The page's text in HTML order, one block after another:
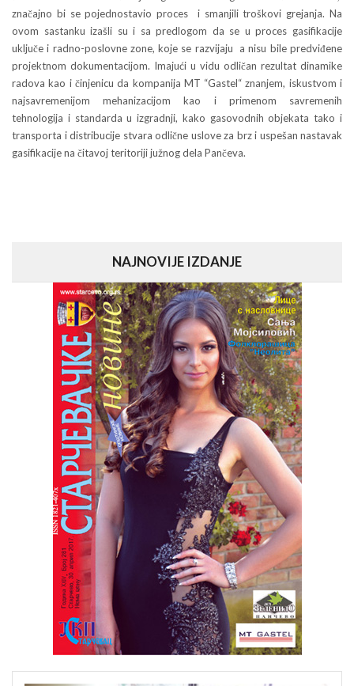
značajno bi se pojednostavio proces i smanjili troškovi grejanja. Na
ovom sastanku izašli su i sa predlogom da se u proces gasifikacije
uključe i radno-poslovne zone, koje se razvijaju a nisu bile predviđene
projektnom dokumentacijom. Imajući u vidu odličan rezultat dinamike
radova kao i činjenicu da kompanija MT “Gastel“ znanjem, iskustvom i
najsavremenijom mehanizacijom kao i primenom savremenih
tehnologija i standarda u izgradnji, kako gasovodnih objekata tako i
transporta i distribucije stvara odlične uslove za brz i uspešan nastavak
gasifikacije na čitavoj teritoriji južnog dela Pančeva.
NAJNOVIJE IZDANJE